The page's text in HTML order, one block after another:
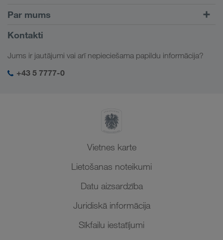
Klientu portāls CONNECT
Digitāli risinājumi
Kaukāzs
Centrālāzija
Tuvie Austrumi
Par mums
Informācija par uzņēmumu
Sociālā atbildība
SHEQ-Management
Kontakti
Jums ir jautājumi vai arī nepieciešama papildu informācija?
+43 5 7777-0
Vietnes karte
Lietošanas noteikumi
Datu aizsardzība
Juridiskā informācija
Sīkfailu iestatījumi